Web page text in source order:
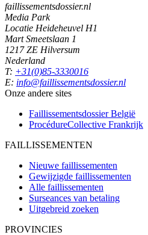
faillissementsdossier.nl
Media Park
Locatie Heideheuvel H1
Mart Smeetslaan 1
1217 ZE Hilversum
Nederland
T: +31(0)85-3330016
E: info@faillissementsdossier.nl
Onze andere sites
Faillissementsdossier België
ProcédureCollective Frankrijk
FAILLISSEMENTEN
Nieuwe faillissementen
Gewijzigde faillissementen
Alle faillissementen
Surseances van betaling
Uitgebreid zoeken
PROVINCIES